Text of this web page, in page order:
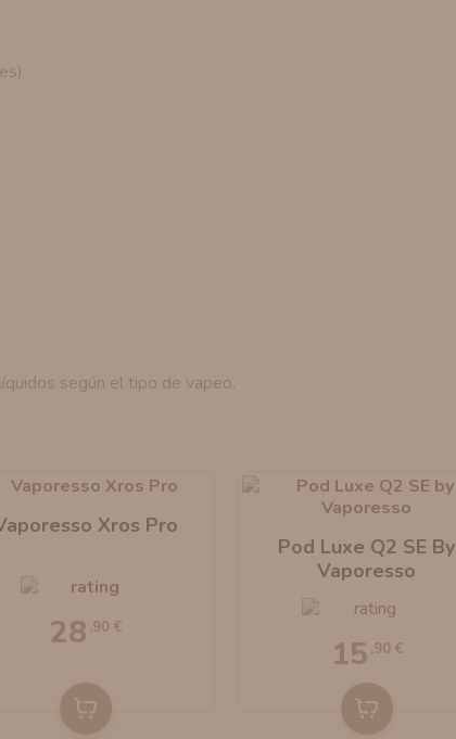
según el tipo de vapeo.
Xros Pro
28 ,90 €
Pod Luxe Q2 SE By
Vaporesso
15 ,90 €